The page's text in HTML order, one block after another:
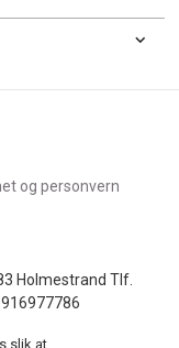
og personvern
Holmestrand Tlf.
slik at